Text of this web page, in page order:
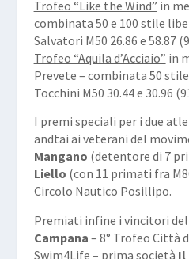
Trofeo “Like the Wind” in
combinata 50 e 100 stile
Salvatori M50 26.86 e 58.87
Trofeo “Aquila d’Acciaio” in
Prevete – combinata 50
Tocchini M50 30.44 e 30.96
I premi speciali per i due
andtai ai veterani del
Mangano (detentore di 7
Liello (con 11 primati fra
Circolo Nautico Posillipo.
Premiati infine i vincitori
Campana – 8° Trofeo Città
Swim4Life – prima società Il